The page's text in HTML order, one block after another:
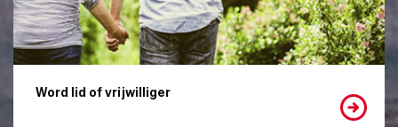
Word lid of vrijwilliger